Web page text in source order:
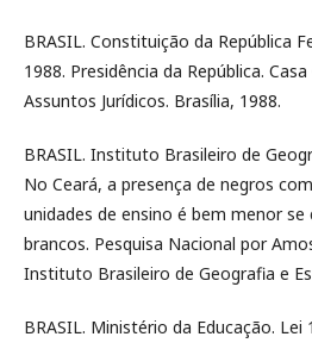
BRASIL. Constituição da República
1988. Presidência da República.
Assuntos Jurídicos. Brasília, 1988.
BRASIL. Instituto Brasileiro de
No Ceará, a presença de negros
unidades de ensino é bem menor
brancos. Pesquisa Nacional por
Instituto Brasileiro de Geografia e
BRASIL. Ministério da Educação. Lei